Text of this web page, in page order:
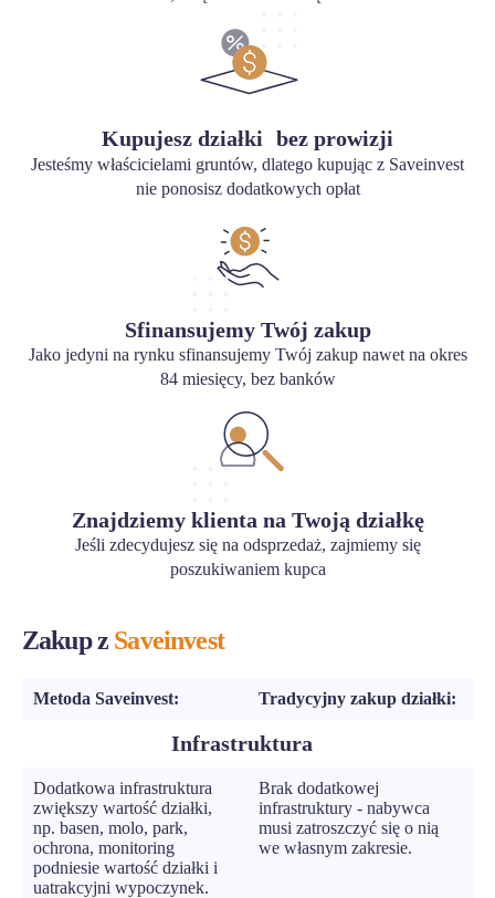
Kupujesz działki bez prowizji
Jesteśmy właścicielami gruntów, dlatego kupując z Saveinvest
nie ponosisz dodatkowych opłat
Sfinansujemy Twój zakup
Jako jedyni na rynku sfinansujemy Twój zakup nawet na okres
84 miesięcy, bez banków
Znajdziemy klienta na Twoją działkę
Jeśli zdecydujesz się na odsprzedaż, zajmiemy się
poszukiwaniem kupca
Zakup z Saveinvest
Metoda Saveinvest: Tradycyjny zakup działki:
Infrastruktura
Dodatkowa infrastruktura
zwiększy wartość działki,
np. basen, molo, park,
ochrona, monitoring
podniesie wartość działki i
uatrakcyjni wypoczynek.
Brak dodatkowej
infrastruktury - nabywca
musi zatroszczyć się o nią
we własnym zakresie.